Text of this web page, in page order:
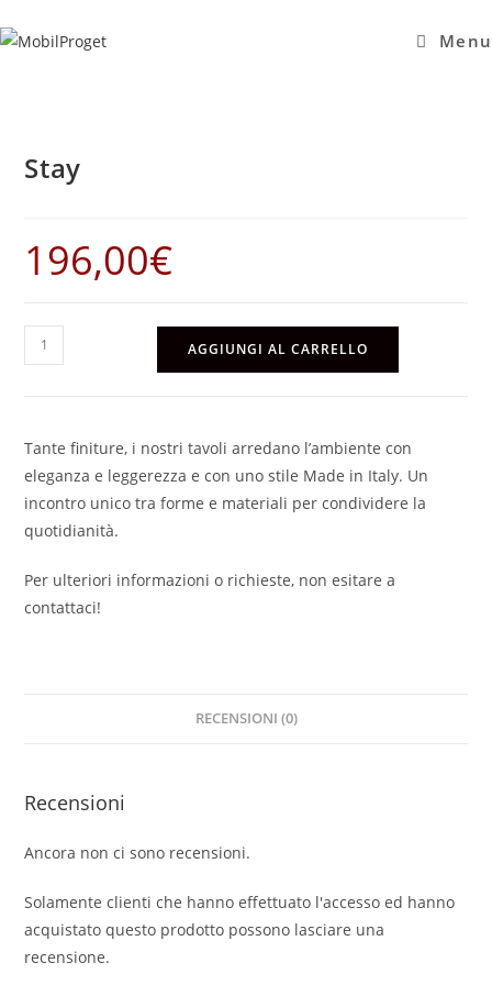
al
Menu
Stay
196,00€
Stay
quantità
AGGIUNGI AL CARRELLO
Tante finiture, i nostri tavoli arredano l’ambiente con
eleganza e leggerezza e con uno stile Made in Italy. Un
incontro unico tra forme e materiali per condividere la
quotidianità.
Per ulteriori informazioni o richieste, non esitare a
contattaci!
RECENSIONI (0)
Recensioni
Ancora non ci sono recensioni.
Solamente clienti che hanno effettuato l'accesso ed hanno
acquistato questo prodotto possono lasciare una
recensione.